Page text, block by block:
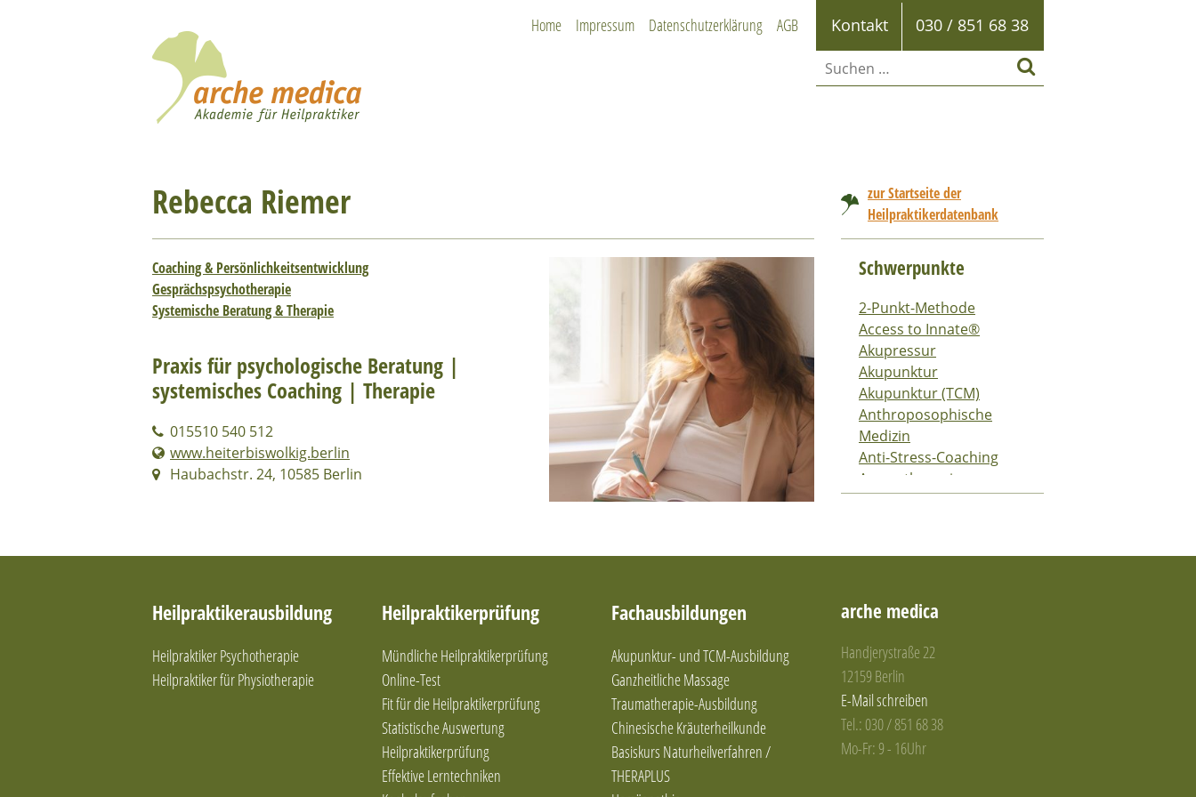
Home Impressum Datenschutzerklärung AGB Kontakt 030 / 851 68 38
Rebecca Riemer
Coaching & Persönlichkeitsentwicklung
Gesprächspsychotherapie
Systemische Beratung & Therapie
Praxis für psychologische Beratung |
systemisches Coaching | Therapie
015510 540 512
www.heiterbiswolkig.berlin
Haubachstr. 24, 10585 Berlin
zur Startseite der
Heilpraktikerdatenbank
Schwerpunkte
2-Punkt-Methode
Access to Innate®
Akupressur
Akupunktur
Akupunktur (TCM)
Anthroposophische
Medizin
Anti-Stress-Coaching
Aromatherapie
Atemtraining
Ayurveda-Medizin
Kindertherapie
Baby-und
Kindermassage-Kurse
Bachblütentherapie
Bauscheidtieren
Heilpraktikerausbildung
Heilpraktiker Psychotherapie
Heilpraktiker für Physiotherapie
Heilpraktikerprüfung
Mündliche Heilpraktikerprüfung
Online-Test
Fit für die Heilpraktikerprüfung
Statistische Auswertung
Heilpraktikerprüfung
Effektive Lerntechniken
Fachausbildungen
Akupunktur- und TCM-Ausbildung
Ganzheitliche Massage
Traumatherapie-Ausbildung
Chinesische Kräuterheilkunde
Basiskurs Naturheilverfahren /
THERAPLUS
arche medica
Handjerystraße 22
12159 Berlin
E-Mail schreiben
Tel.: 030 / 851 68 38
Mo-Fr: 9 - 16Uhr